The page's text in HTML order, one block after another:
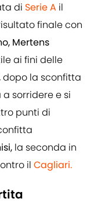
di Serie A il
finale con
Mertens
ai fini delle
dopo la sconfitta
a sorridere e si
punti di
la seconda in
il Cagliari.